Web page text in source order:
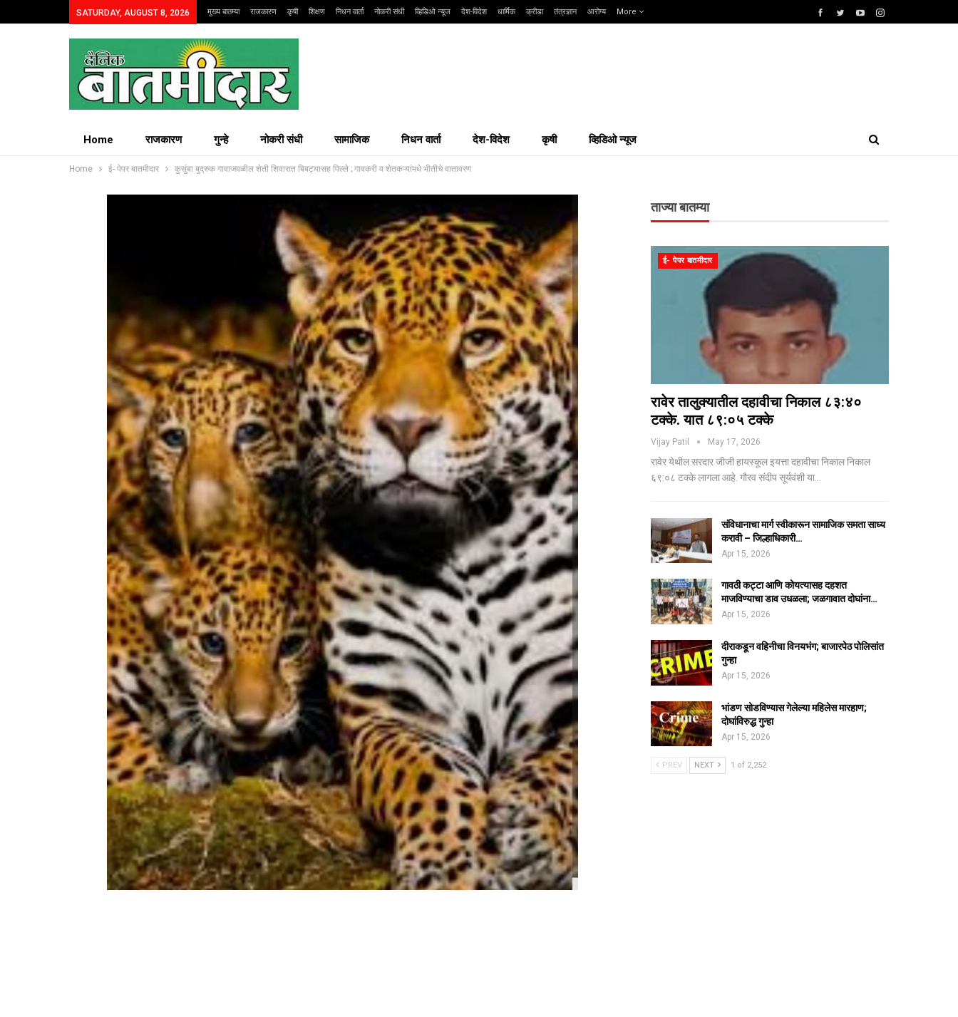
SATURDAY, AUGUST 8, 2026 मुख्य बातम्या राजकारण कृषी शिक्षण निधन वार्ता नोकरी संधी व्हिडिओ न्यूज देश-विदेश धार्मिक क्रीडा तंत्रज्ञान आरोग्य More
Home राजकारण गुन्हे नोकरी संधी सामाजिक निधन वार्ता देश-विदेश कृषी व्हिडिओ न्यूज
Home ई- पेपर बातमीदार कुसुंबा बुद्रुक गावाजवळील शेती शिवारात बिबट्यासह पिल्ले ; गावकरी व शेतकऱ्यांमधे भीतीचे वातावरण
ताज्या बातम्या
ई- पेपर बातमीदार
रावेर तालुक्यातील दहावीचा निकाल ८३:४०
टक्के. यात ८९:०५ टक्के
Vijay Patil May 17, 2026
रावेर येथील सरदार जीजी हायस्कूल इयत्ता दहावीचा निकाल निकाल
६९:०८ टक्के लागला आहे. गौरव संदीप सूर्यवंशी या…
संविधानाचा मार्ग स्वीकारून सामाजिक समता साध्य
करावी – जिल्हाधिकारी…
Apr 15, 2026
गावठी कट्टा आणि कोयत्यासह दहशत
माजविण्याचा डाव उधळला; जळगावात दोघांना…
Apr 15, 2026
दीराकडून वहिनीचा विनयभंग; बाजारपेठ पोलिसांत
गुन्हा
Apr 15, 2026
भांडण सोडविण्यास गेलेल्या महिलेस मारहाण;
दोघांविरुद्ध गुन्हा
Apr 15, 2026
PREV NEXT 1 of 2,252